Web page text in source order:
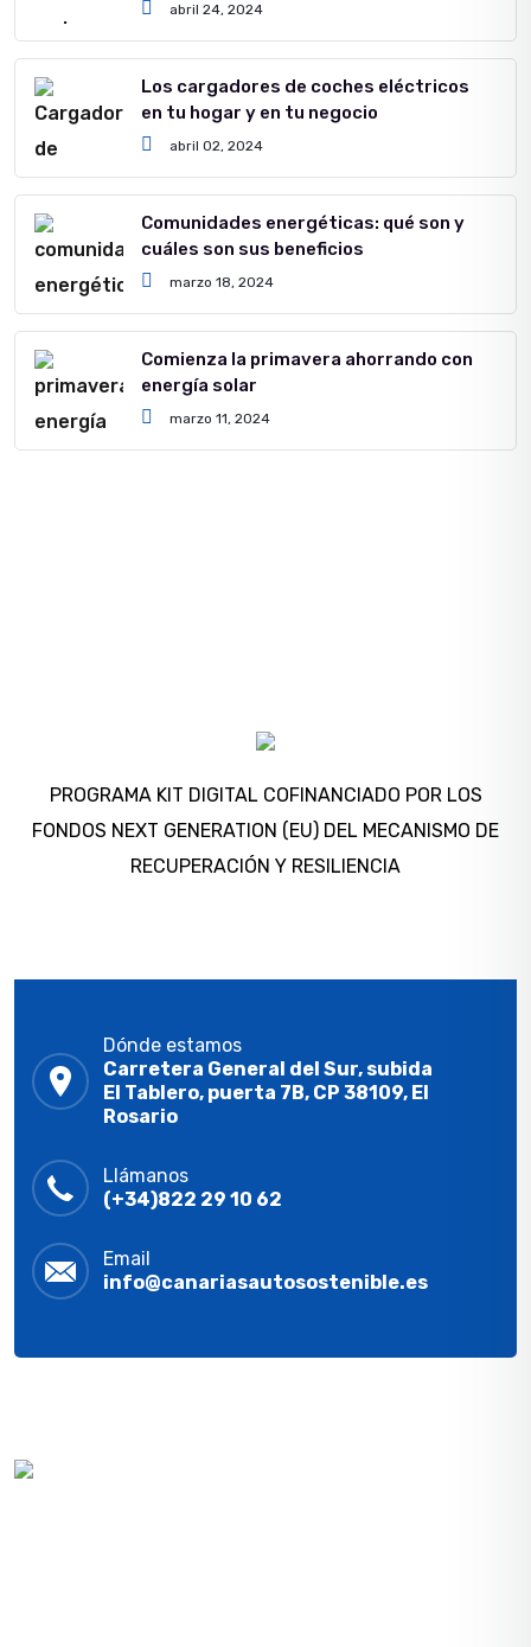
abril 24, 2024
Los cargadores de coches eléctricos
en tu hogar y en tu negocio
abril 02, 2024
Comunidades energéticas: qué son y
cuáles son sus beneficios
marzo 18, 2024
Comienza la primavera ahorrando con
energía solar
marzo 11, 2024
PROGRAMA KIT DIGITAL COFINANCIADO POR LOS
FONDOS NEXT GENERATION (EU) DEL MECANISMO DE
RECUPERACIÓN Y RESILIENCIA
Dónde estamos
Carretera General del Sur, subida
El Tablero, puerta 7B, CP 38109, El
Rosario
Llámanos
(+34)822 29 10 62
Email
info@canariasautosostenible.es